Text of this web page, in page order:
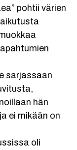
pohtii värien
sarjassaan
hän
ei mikään on
oli